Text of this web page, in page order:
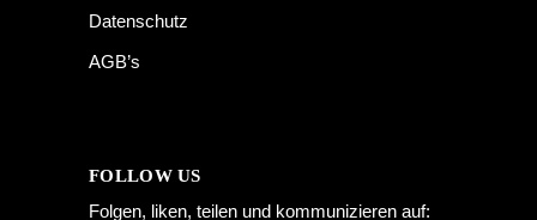
Datenschutz
AGB’s
FOLLOW US
Folgen, liken, teilen und kommunizieren auf: